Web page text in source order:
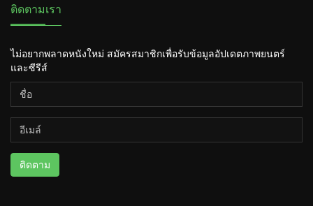
ติดตามเรา
ไม่อยากพลาดหนังใหม่ สมัครสมาชิกเพื่อรับข้อมูลอัปเดตภาพยนตร์
และซีรีส์
ติดตาม